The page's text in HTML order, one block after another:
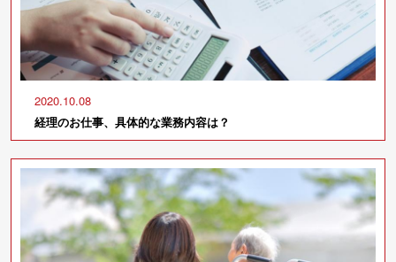
2020.10.08
経理のお仕事、具体的な業務内容は？